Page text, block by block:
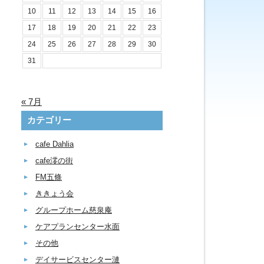
10 11 12 13 14 15
16
17
18 19 20 21 22
23
24
25 26 27 28 29
30
31
« 7月
カテゴリー
cafe Dahlia
cafe澪の街
FM五條
ききょう会
グループホーム慈泉庵
ケアプランセンター水面
その他
デイサービスセンター漣